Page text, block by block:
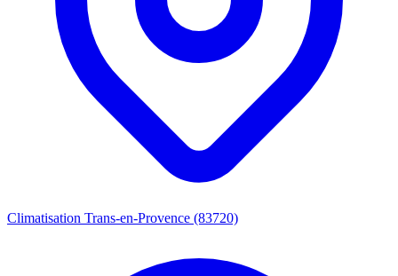
Climatisation Trans-en-Provence (83720)